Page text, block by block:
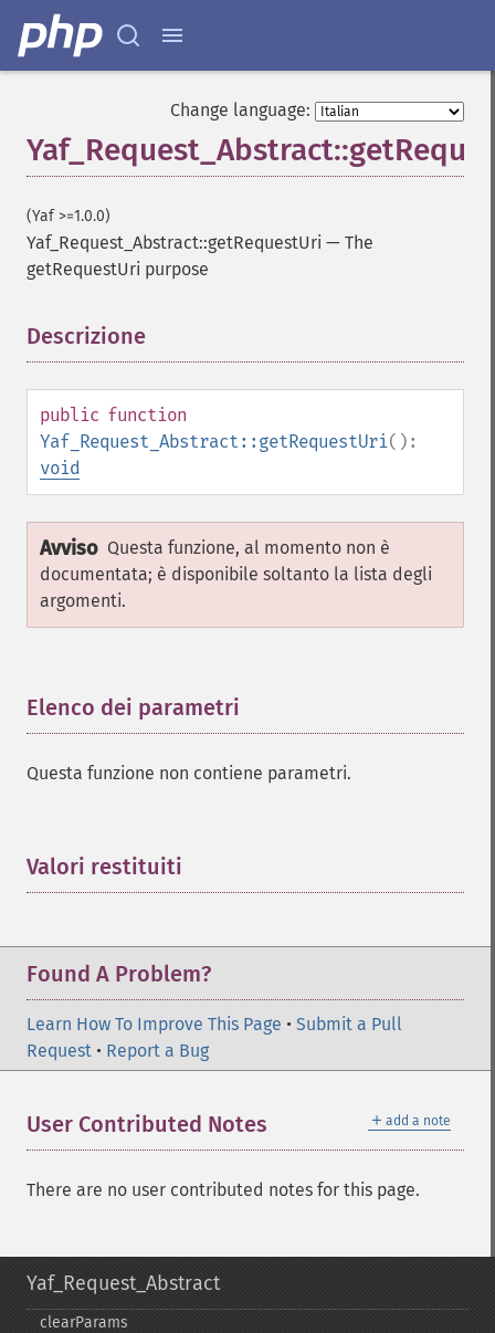
Change language:
(Yaf >=1.0.0)
Yaf_Request_Abstract::getRequestUri — The
getRequestUri purpose
Descrizione
public function
Yaf_Request_Abstract::getRequestUri():
void
Avviso Questa funzione, al momento non è
documentata; è disponibile soltanto la lista degli
argomenti.
Elenco dei parametri
Questa funzione non contiene parametri.
Valori restituiti
Found A Problem?
Learn How To Improve This Page • Submit a Pull
Request • Report a Bug
＋ add a note
User Contributed Notes
There are no user contributed notes for this page.
Yaf_Request_Abstract
clearParams